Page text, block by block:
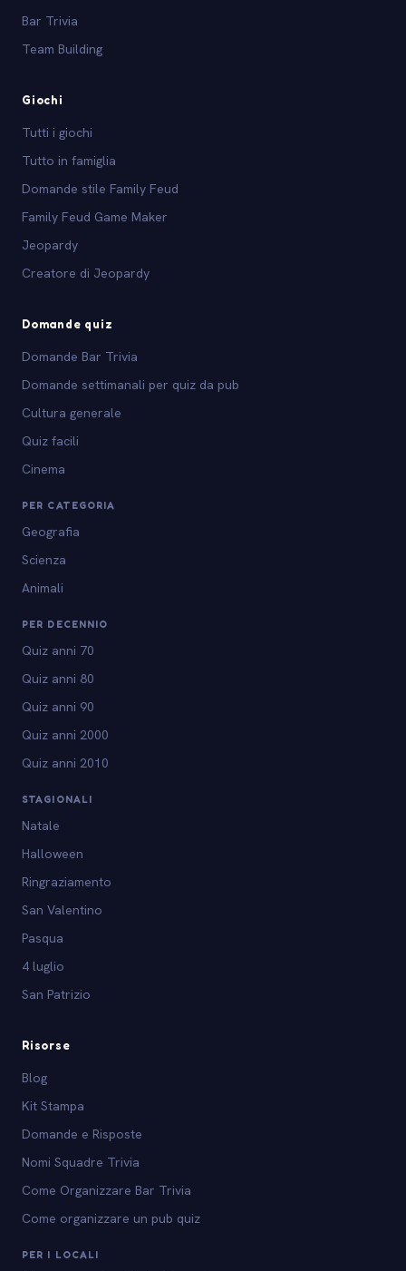
Bar Trivia
Team Building
Giochi
Tutti i giochi
Tutto in famiglia
Domande stile Family Feud
Family Feud Game Maker
Jeopardy
Creatore di Jeopardy
Domande quiz
Domande Bar Trivia
Domande settimanali per quiz da pub
Cultura generale
Quiz facili
Cinema
PER CATEGORIA
Geografia
Scienza
Animali
PER DECENNIO
Quiz anni 70
Quiz anni 80
Quiz anni 90
Quiz anni 2000
Quiz anni 2010
STAGIONALI
Natale
Halloween
Ringraziamento
San Valentino
Pasqua
4 luglio
San Patrizio
Risorse
Blog
Kit Stampa
Domande e Risposte
Nomi Squadre Trivia
Come Organizzare Bar Trivia
Come organizzare un pub quiz
PER I LOCALI